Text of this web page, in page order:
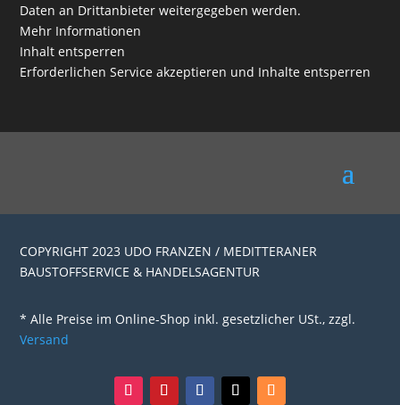
Daten an Drittanbieter weitergegeben werden.
Mehr Informationen
Inhalt entsperren
Erforderlichen Service akzeptieren und Inhalte entsperren
COPYRIGHT 2023 UDO FRANZEN / MEDITTERANER
BAUSTOFFSERVICE & HANDELSAGENTUR
* Alle Preise im Online-Shop inkl. gesetzlicher USt., zzgl.
Versand